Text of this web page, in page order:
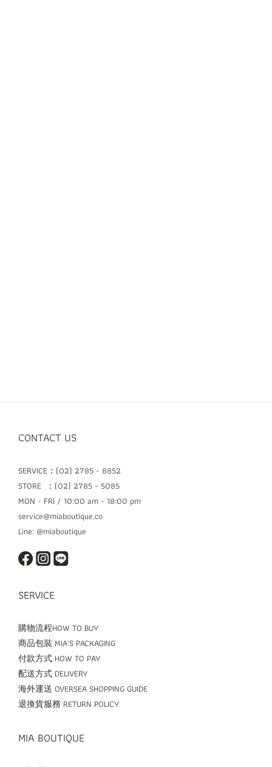
CONTACT US
SERVICE：(02) 2785 - 8852
STORE ：(02) 2785 - 5085
MON - FRI / 10:00 am - 18:00 pm
service@miaboutique.co
Line: @miaboutique
SERVICE
購物流程HOW TO BUY
商品包裝 MIA'S PACKAGING
付款方式 HOW TO PAY
配送方式 DELIVERY
海外運送 OVERSEA SHOPPING GUIDE
退換貨服務 RETURN POLICY
MIA BOUTIQUE